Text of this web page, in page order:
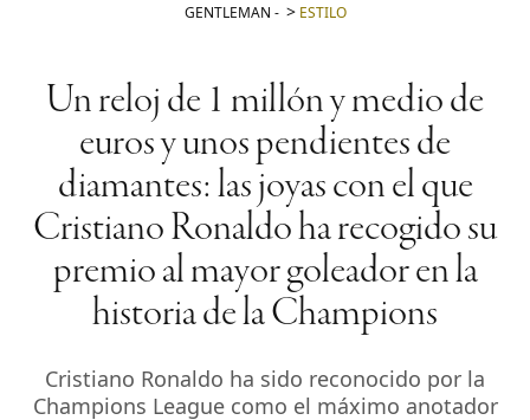
GENTLEMAN - ESTILO
Un reloj de 1 millón y medio de
euros y unos pendientes de
diamantes: las joyas con el que
Cristiano Ronaldo ha recogido su
premio al mayor goleador en la
historia de la Champions
Cristiano Ronaldo ha sido reconocido por la
Champions League como el máximo anotador